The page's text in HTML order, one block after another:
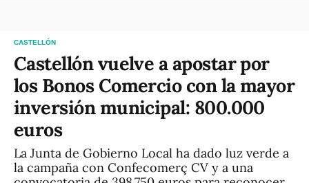
CASTELLÓN
Castellón vuelve a apostar por
los Bonos Comercio con la mayor
inversión municipal: 800.000
euros
La Junta de Gobierno Local ha dado luz verde a
la campaña con Confecomerç CV y a una